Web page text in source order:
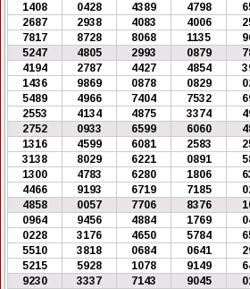
1408
0428 4389 4798
2687
2938 4083 4006
7817
8728 8068 1135
5247
4805 2993 0879
4194
2787 4427 4854
1436
9869 0878 0829
5489
4966 7404 7532
2553
4134 4875 3374
2752
0933 6599 6060
1316
4599 6081 2583
3138
8029 6221 0891
1300
4783 6280 1806
4466
9193 6719 7185
4858
0057 7706 8376
0964
9456 4884 1769
0228
3176 4650 5784
5510
3818 0684 0641
5215
5928 1078 9149
9230
3337 7143 9045